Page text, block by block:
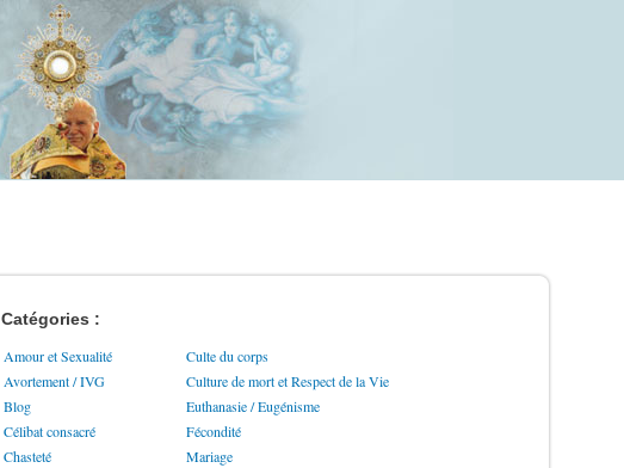
Catégories :
Amour et Sexualité
Culte du corps
Avortement / IVG
Culture de mort et Respect de la Vie
Blog
Euthanasie / Eugénisme
Célibat consacré
Fécondité
Chasteté
Mariage